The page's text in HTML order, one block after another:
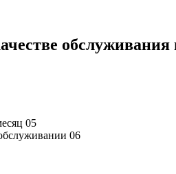
обслуживания
05
06